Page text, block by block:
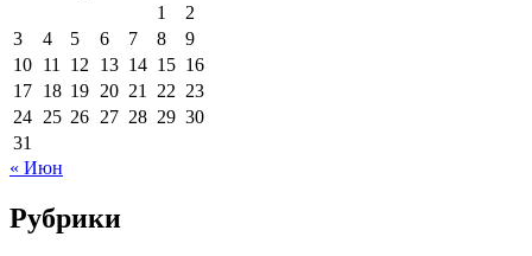
1
2
3
4 5 6 7 8
9
10 11 12 13 14 15 16
17 18 19 20 21 22 23
24 25 26 27 28 29 30
31
« Июн
Рубрики